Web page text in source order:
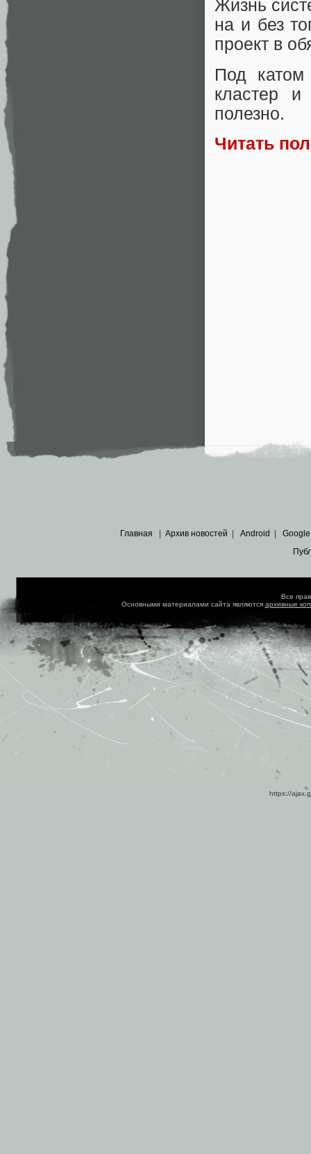
Жизнь
на и без
проект в
Под катом
кластер
полезно.
Читать
Главная Архив новостей Android Google
Все
Основными материалами сайта являются архивные
https://